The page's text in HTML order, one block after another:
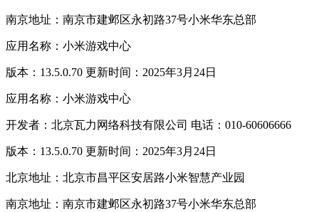
南京地址：南京市建邺区永初路37号小米华东总部
应用名称：小米游戏中心
版本：13.5.0.70 更新时间：2025年3月24日
应用名称：小米游戏中心
开发者：北京瓦力网络科技有限公司 电话：010-60606666
版本：13.5.0.70 更新时间：2025年3月24日
北京地址：北京市昌平区安居路小米智慧产业园
南京地址：南京市建邺区永初路37号小米华东总部